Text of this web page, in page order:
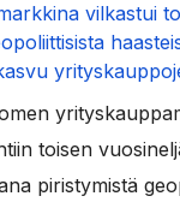
vilkastui
toisen
piristymistä